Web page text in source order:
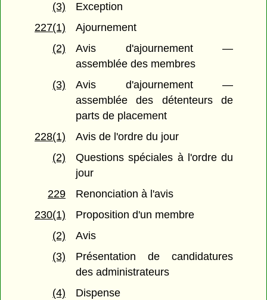
(3)
Exception
227(1)
Ajournement
(2)
Avis d'ajournement —
assemblée des membres
(3)
Avis d'ajournement —
assemblée des détenteurs de
parts de placement
228(1)
Avis de l'ordre du jour
(2)
Questions spéciales à l'ordre du
jour
229
Renonciation à l'avis
230(1)
Proposition d'un membre
(2)
Avis
(3)
Présentation de candidatures
des administrateurs
(4)
Dispense